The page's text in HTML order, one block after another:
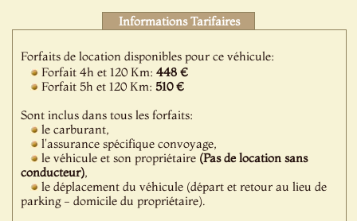
Informations Tarifaires
Forfaits de location disponibles pour ce véhicule:
Forfait 4h et 120 Km:448 €
Forfait 5h et 120 Km:510 €
Sont inclus dans tous les forfaits:
le carburant,
l'assurance spécifique convoyage,
le véhicule et son propriétaire (Pas de location sans
conducteur),
le déplacement du véhicule (départ et retour au lieu de
parking - domicile du propriétaire).